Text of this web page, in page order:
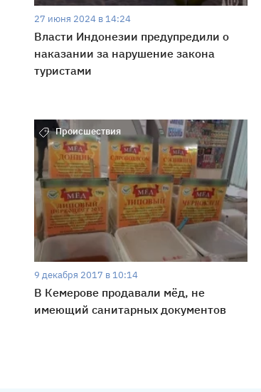
27 июня 2024 в 14:24
Власти Индонезии предупредили о
наказании за нарушение закона
туристами
Происшествия
9 декабря 2017 в 10:14
В Кемерове продавали мёд, не
имеющий санитарных документов